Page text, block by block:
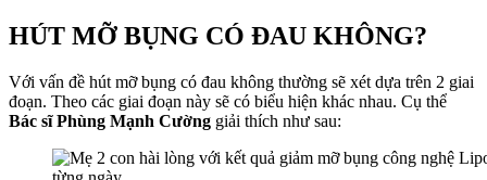
HÚT MỠ BỤNG CÓ ĐAU KHÔNG?
Với vấn đề hút mỡ bụng có đau không thường sẽ xét dựa trên 2 giai
đoạn. Theo các giai đoạn này sẽ có biểu hiện khác nhau. Cụ thể
Bác sĩ Phùng Mạnh Cường giải thích như sau: